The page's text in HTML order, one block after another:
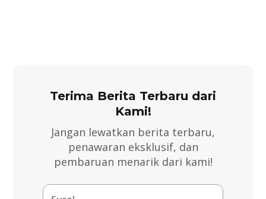
Terima Berita Terbaru dari
Kami!
Jangan lewatkan berita terbaru,
penawaran eksklusif, dan
pembaruan menarik dari kami!